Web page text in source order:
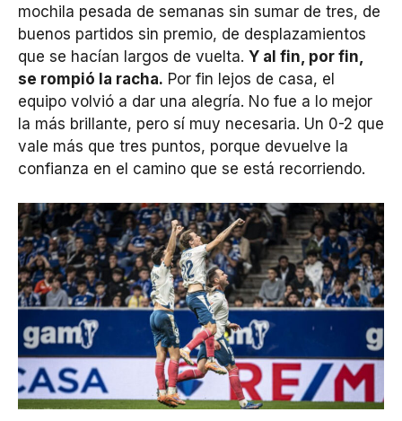
mochila pesada de semanas sin sumar de tres, de
buenos partidos sin premio, de desplazamientos
que se hacían largos de vuelta. Y al fin, por fin,
se rompió la racha. Por fin lejos de casa, el
equipo volvió a dar una alegría. No fue a lo mejor
la más brillante, pero sí muy necesaria. Un 0-2 que
vale más que tres puntos, porque devuelve la
confianza en el camino que se está recorriendo.